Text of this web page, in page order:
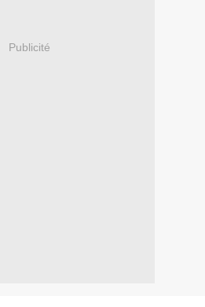
Publicité